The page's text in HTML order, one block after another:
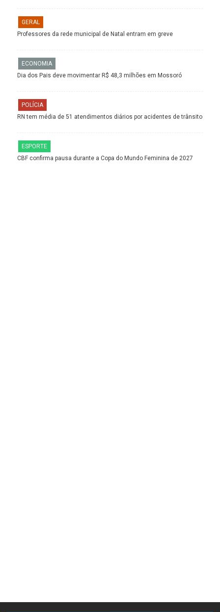
GERAL
Professores da rede municipal de Natal entram em greve
ECONOMIA
Dia dos Pais deve movimentar R$ 48,3 milhões em Mossoró
POLÍCIA
RN tem média de 51 atendimentos diários por acidentes de trânsito
ESPORTE
CBF confirma pausa durante a Copa do Mundo Feminina de 2027